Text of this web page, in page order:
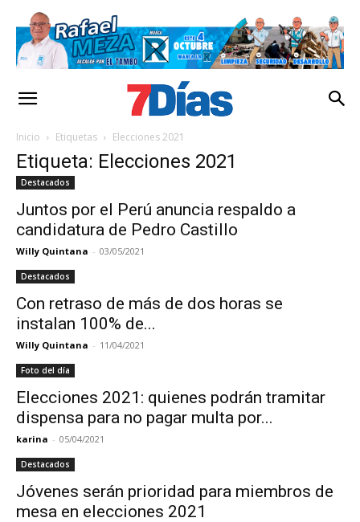
Inicio Etiquetas Elecciones 2021
Etiqueta: Elecciones 2021
Destacados
Juntos por el Perú anuncia respaldo a
candidatura de Pedro Castillo
Willy Quintana - 03/05/2021
Destacados
Con retraso de más de dos horas se
instalan 100% de...
Willy Quintana - 11/04/2021
Foto del día
Elecciones 2021: quienes podrán tramitar
dispensa para no pagar multa por...
karina - 05/04/2021
Destacados
Jóvenes serán prioridad para miembros de
mesa en elecciones 2021